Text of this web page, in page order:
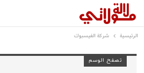
الرئيسية شركة الفيسبوك
تصفح الوسم